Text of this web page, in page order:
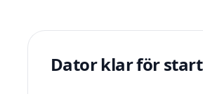
Dator klar för start